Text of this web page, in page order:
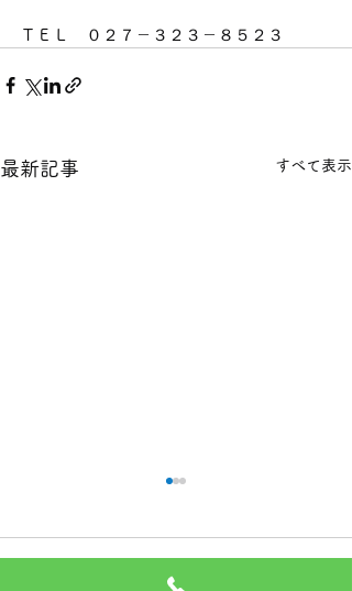
ＴＥＬ　０２７－３２３－８５２３
最新記事 すべて表示
格